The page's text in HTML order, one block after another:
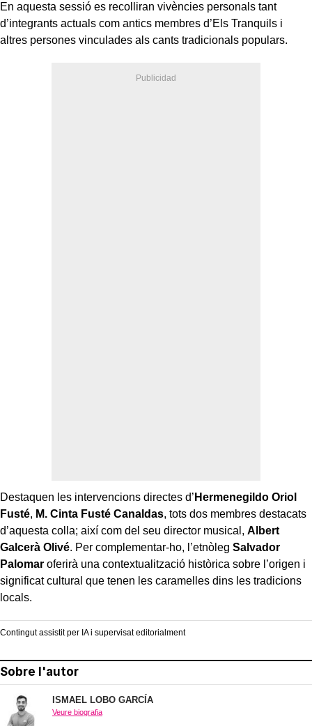
En aquesta sessió es recolliran vivències personals tant
d’integrants actuals com antics membres d’Els Tranquils i
altres persones vinculades als cants tradicionals populars.
Destaquen les intervencions directes d’ Hermenegildo Oriol
Fusté, M. Cinta Fusté Canaldas, tots dos membres destacats
d’aquesta colla; així com del seu director musical, Albert
Galcerà Olivé. Per complementar-ho, l’etnòleg Salvador
Palomar oferirà una contextualització històrica sobre l’origen i
significat cultural que tenen les caramelles dins les tradicions
locals.
Contingut assistit per IA i supervisat editorialment
Sobre l'autor
ISMAEL LOBO GARCÍA
Veure biografia